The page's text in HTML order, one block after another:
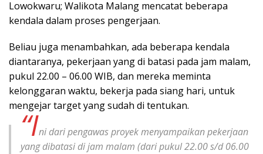
Lowokwaru; Walikota Malang mencatat beberapa
kendala dalam proses pengerjaan.
Beliau juga menambahkan, ada beberapa kendala
diantaranya, pekerjaan yang di batasi pada jam malam,
pukul 22.00 – 06.00 WIB, dan mereka meminta
kelonggaran waktu, bekerja pada siang hari, untuk
mengejar target yang sudah di tentukan.
“Ini dari pengawas proyek menyampaikan pekerjaan
yang dibatasi di jam malam (dari pukul 22.00 s/d 06.00